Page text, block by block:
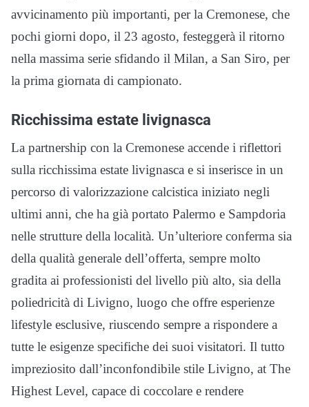
avvicinamento più importanti, per la Cremonese, che
pochi giorni dopo, il 23 agosto, festeggerà il ritorno
nella massima serie sfidando il Milan, a San Siro, per
la prima giornata di campionato.
Ricchissima estate livignasca
La partnership con la Cremonese accende i riflettori
sulla ricchissima estate livignasca e si inserisce in un
percorso di valorizzazione calcistica iniziato negli
ultimi anni, che ha già portato Palermo e Sampdoria
nelle strutture della località. Un’ulteriore conferma sia
della qualità generale dell’offerta, sempre molto
gradita ai professionisti del livello più alto, sia della
poliedricità di Livigno, luogo che offre esperienze
lifestyle esclusive, riuscendo sempre a rispondere a
tutte le esigenze specifiche dei suoi visitatori. Il tutto
impreziosito dall’inconfondibile stile Livigno, at The
Highest Level, capace di coccolare e rendere